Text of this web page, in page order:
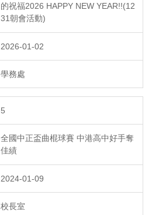
的祝福2026 HAPPY NEW YEAR!!(12
31朝會活動)
2026-01-02
學務處
5
全國中正盃曲棍球賽 中港高中好手奪
佳績
2024-01-09
校長室